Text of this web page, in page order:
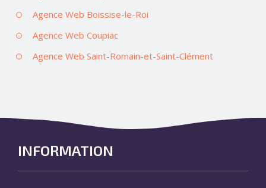
Agence Web Boissise-le-Roi
Agence Web Coupiac
Agence Web Saint-Romain-et-Saint-Clément
INFORMATION